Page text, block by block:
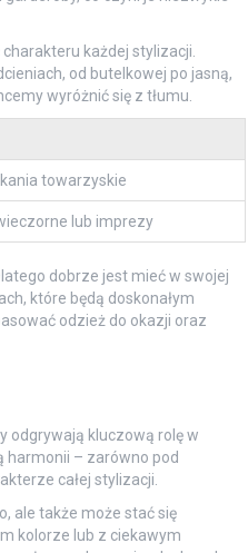
każdej stylizacji.
od butelkowej po jasną,
wyróżnić się z tłumu.
towarzyskie
lub imprezy
dobrze jest mieć w swojej
które będą doskonałym
odzież do okazji oraz
odgrywają kluczową rolę w
harmonii – zarówno pod
całej stylizacji.
ale także może stać się
kolorze lub z ciekawym